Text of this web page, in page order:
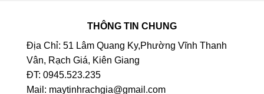
THÔNG TIN CHUNG
Địa Chỉ: 51 Lâm Quang Ky,Phường Vĩnh Thanh
Vân, Rạch Giá, Kiên Giang
ĐT: 0945.523.235
Mail: maytinhrachgia@gmail.com